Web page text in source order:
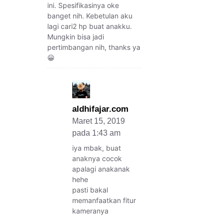
ini. Spesifikasinya oke
banget nih. Kebetulan aku
lagi cari2 hp buat anakku.
Mungkin bisa jadi
pertimbangan nih, thanks ya
😀
aldhifajar.com
Maret 15, 2019
pada 1:43 am
iya mbak, buat
anaknya cocok
apalagi anakanak
hehe
pasti bakal
memanfaatkan fitur
kameranya